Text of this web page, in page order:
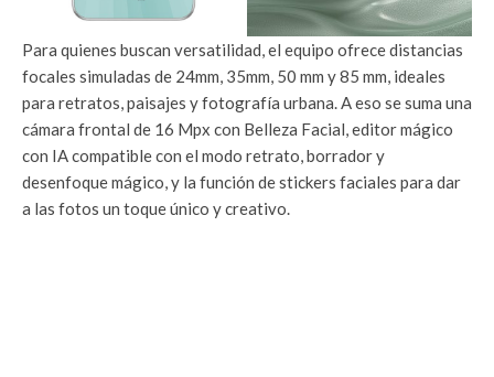
Para quienes buscan versatilidad, el equipo ofrece distancias
focales simuladas de 24mm, 35mm, 50 mm y 85 mm, ideales
para retratos, paisajes y fotografía urbana. A eso se suma una
cámara frontal de 16 Mpx con Belleza Facial, editor mágico
con IA compatible con el modo retrato, borrador y
desenfoque mágico, y la función de stickers faciales para dar
a las fotos un toque único y creativo.